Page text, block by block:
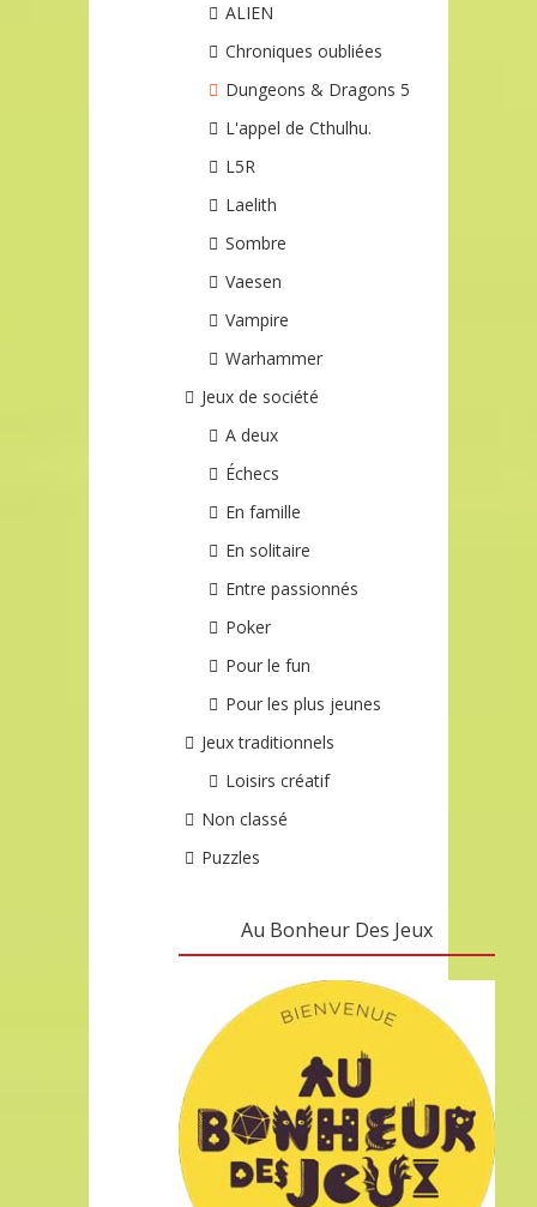
ALIEN
Chroniques oubliées
Dungeons & Dragons 5
L'appel de Cthulhu.
L5R
Laelith
Sombre
Vaesen
Vampire
Warhammer
Jeux de société
A deux
Échecs
En famille
En solitaire
Entre passionnés
Poker
Pour le fun
Pour les plus jeunes
Jeux traditionnels
Loisirs créatif
Non classé
Puzzles
Au Bonheur Des Jeux